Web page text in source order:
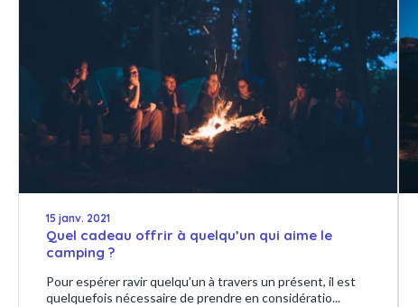
15 janv. 2021
Quel cadeau offrir à quelqu’un qui aime le
camping ?
Pour espérer ravir quelqu’un à travers un présent, il est
quelquefois nécessaire de prendre en considératio...